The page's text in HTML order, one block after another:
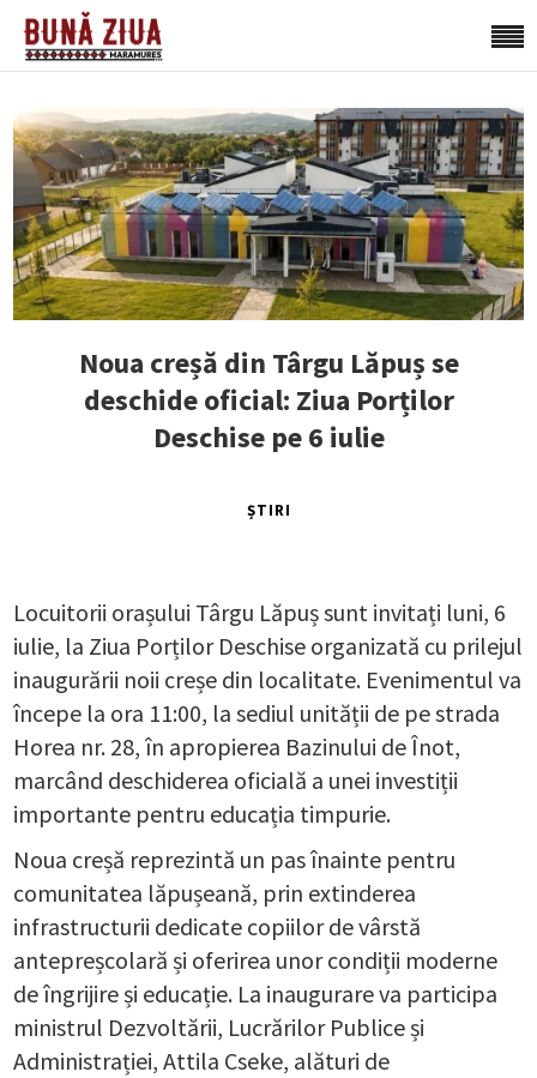
Noua creșă din Târgu Lăpuș se
deschide oficial: Ziua Porților
Deschise pe 6 iulie
ȘTIRI
Locuitorii orașului Târgu Lăpuș sunt invitați luni, 6
iulie, la Ziua Porților Deschise organizată cu prilejul
inaugurării noii creșe din localitate. Evenimentul va
începe la ora 11:00, la sediul unității de pe strada
Horea nr. 28, în apropierea Bazinului de Înot,
marcând deschiderea oficială a unei investiții
importante pentru educația timpurie.
Noua creșă reprezintă un pas înainte pentru
comunitatea lăpușeană, prin extinderea
infrastructurii dedicate copiilor de vârstă
antepreșcolară și oferirea unor condiții moderne
de îngrijire și educație. La inaugurare va participa
ministrul Dezvoltării, Lucrărilor Publice și
Administrației, Attila Cseke, alături de